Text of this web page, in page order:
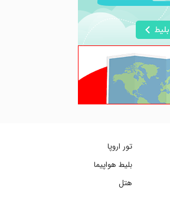
تور اروپا
بلیط هواپیما
هتل